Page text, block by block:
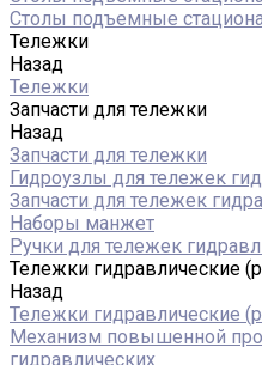
Столы подъемные
Тележки
Назад
Тележки
Запчасти для тележки
Назад
Запчасти для тележки
Гидроузлы для тележек
Запчасти для тележек
Наборы манжет
Ручки для тележек
Тележки гидравлические
Назад
Тележки гидравлические
Механизм повышенной
гидравлических